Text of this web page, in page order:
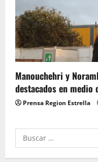
Manouchehri y
destacados en medio
Prensa Region Estrella
Buscar
por: